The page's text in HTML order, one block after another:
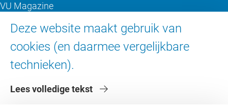
Deze website maakt gebruik van
cookies (en daarmee vergelijkbare
technieken).
Lees volledige tekst
VU Magazine
Over de VU
Contact en route